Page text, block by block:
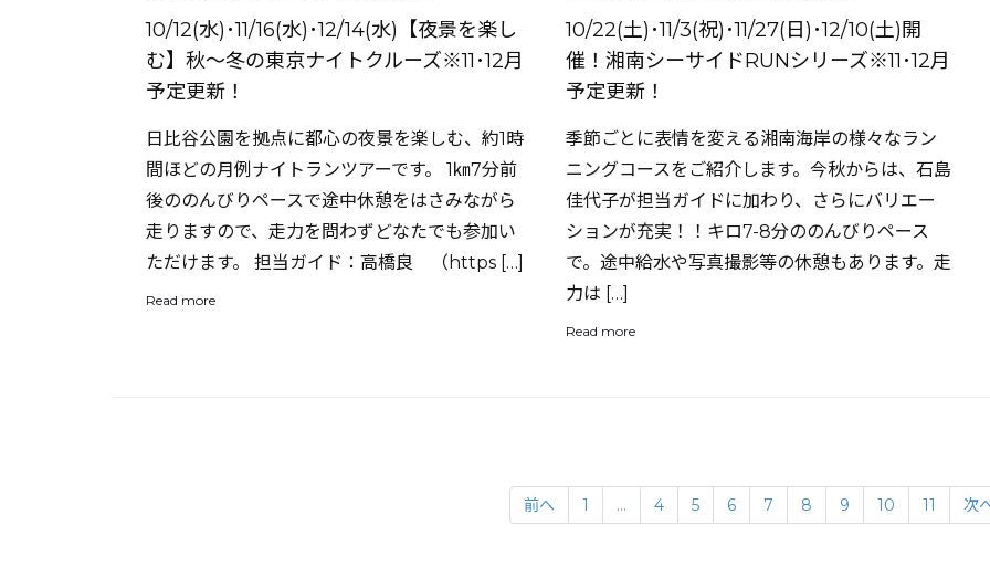
10/12(水)･11/16(水)･12/14(水)【夜景を楽し
む】秋～冬の東京ナイトクルーズ※11･12月
予定更新！
日比谷公園を拠点に都心の夜景を楽しむ、約1時
間ほどの月例ナイトランツアーです。 1㎞7分前
後ののんびりペースで途中休憩をはさみながら
走りますので、走力を問わずどなたでも参加い
ただけます。 担当ガイド：高橋良 （https […]
Read more
10/22(土)･11/3(祝)･11/27(日)･12/10(土)開
催！湘南シーサイドRUNシリーズ※11･12月
予定更新！
季節ごとに表情を変える湘南海岸の様々なラン
ニングコースをご紹介します。今秋からは、石島
佳代子が担当ガイドに加わり、さらにバリエー
ションが充実！！キロ7-8分ののんびりペース
で。途中給水や写真撮影等の休憩もあります。走
力は […]
Read more
前へ 1 … 4 5 6 7 8 9 10 11 次